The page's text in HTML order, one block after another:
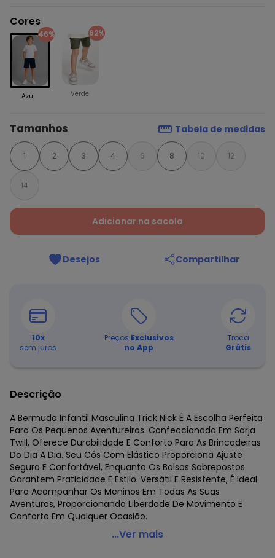
Cores
46%
Azul
62%
Verde
Tamanhos Tabela de medidas
1 2 3 4 6 8 10 12
14
Adicionar na sacola
Desejos Compartilhar
10x
sem juros
Preços Exclusivos
no App
Troca
Grátis
Descrição
A Bermuda Infantil Masculina Trick Nick É A Escolha Perfeita
Para Os Pequenos Aventureiros. Confeccionada Em Sarja
Twill, Oferece Durabilidade E Conforto Para As Brincadeiras
Do Dia A Dia. Seu Cós Com Elástico Proporciona Ajuste
Seguro E Confortável, Enquanto Os Bolsos Sobrepostos
Garantem Praticidade E Estilo. Versátil E Resistente, É Ideal
Para Acompanhar Os Meninos Em Todas As Suas
Aventuras, Proporcionando Liberdade De Movimento E
Conforto Em Qualquer Ocasião.
Trick Nick - Bermuda Infantil Masculina Azul
...Ver mais